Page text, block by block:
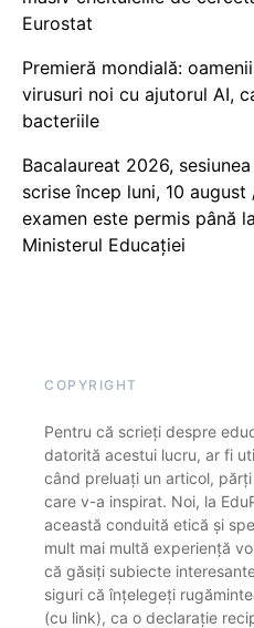
Eurostat
Premieră mondială:
virusuri noi cu ajutorul AI,
bacteriile
Bacalaureat 2026,
scrise încep luni, 10
examen este permis până
Ministerul Educației
COPYRIGHT
Pentru că scrieți despre
datorită acestui lucru, ar fi
când preluați un articol,
care v-a inspirat. Noi, la
această conduită etică și
mult mai multă experiență
că găsiți subiecte
siguri că înțelegeți
(cu link), ca o declarație